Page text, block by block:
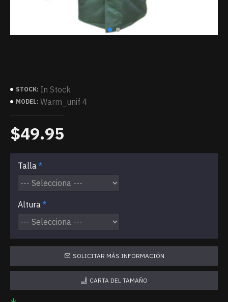
STOCK: In Stock
MODEL: Warm_unif 4
$49.95
Talla
Altura
SOLICITAR MÁS INFORMACIÓN
CARTA DEL TAMAÑO